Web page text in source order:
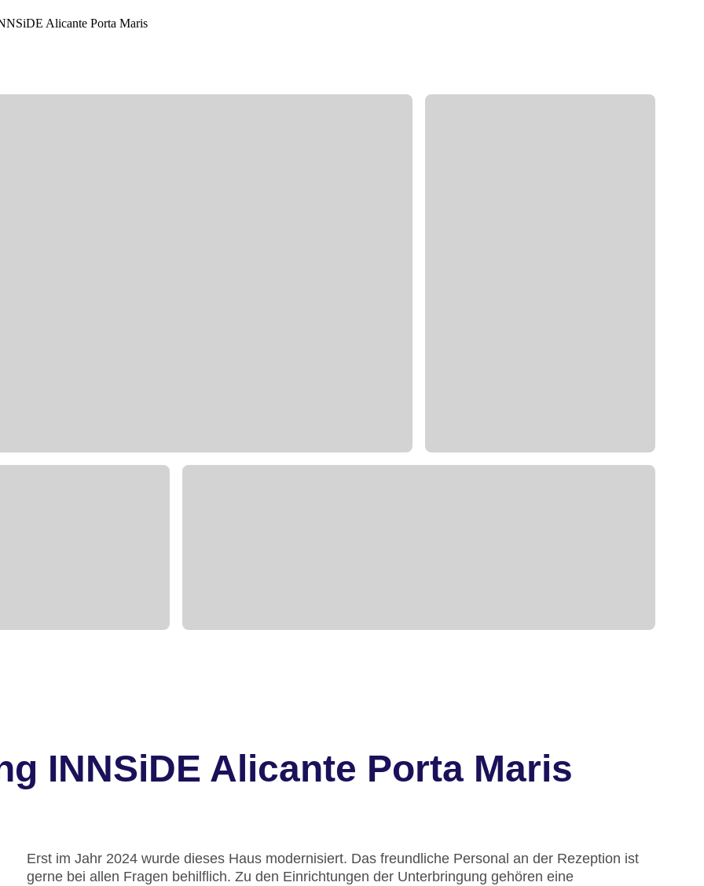
INNSiDE Alicante Porta Maris
Erst im Jahr 2024 wurde dieses Haus modernisiert. Das freundliche Personal an der Rezeption ist
gerne bei allen Fragen behilflich. Zu den Einrichtungen der Unterbringung gehören eine